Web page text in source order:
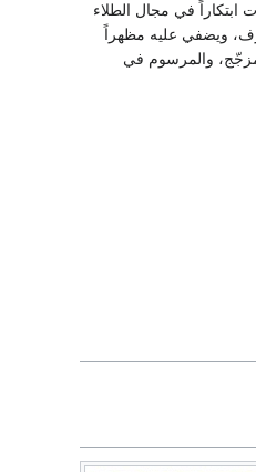
ابتكاراً في مجال الطلاء
ويضفي عليه مظهراً
والمرسوم في